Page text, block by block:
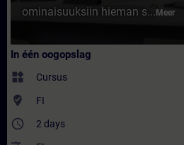
ominaisuuksiin hieman s... Meer
In één oogopslag
widgets Cursus
where_to_vote FI
access_time 2 days